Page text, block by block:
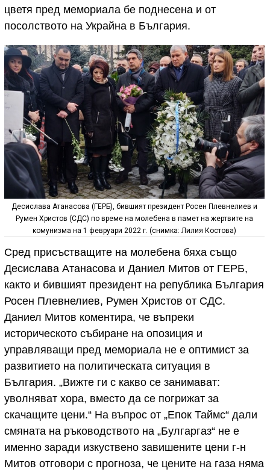
цветя пред мемориала бе поднесена и от
посолството на Украйна в България.
Десислава Атанасова (ГЕРБ), бившият президент Росен Плевнелиев и
Румен Христов (СДС) по време на молебена в памет на жертвите на
комунизма на 1 февруари 2022 г. (снимка: Лилия Костова)
Сред присъстващите на молебена бяха също
Десислава Атанасова и Даниел Митов от ГЕРБ,
както и бившият президент на република България
Росен Плевнелиев, Румен Христов от СДС.
Даниел Митов коментира, че въпреки
историческото събиране на опозиция и
управляващи пред мемориала не е оптимист за
развитието на политическата ситуация в
България. „Вижте ги с какво се занимават:
уволняват хора, вместо да се погрижат за
скачащите цени.“ На въпрос от „Епок Таймс“ дали
смяната на ръководството на „Булгаргаз“ не е
именно заради изкуствено завишените цени г-н
Митов отговори с прогноза, че цените на газа няма